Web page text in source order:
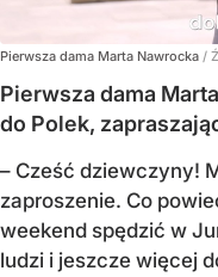
Pierwsza dama Marta Nawrocka /
Pierwsza dama
do Polek,
– Cześć dziewczyny!
zaproszenie. Co
weekend spędzić w
ludzi i jeszcze więcej